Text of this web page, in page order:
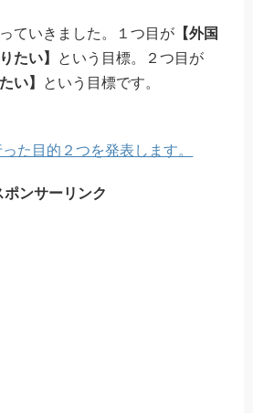
ていきました。１つ目が 【外国
たい】 という目標。２つ目が
い】 という目標です。
た目的２つを発表します。
ポンサーリンク